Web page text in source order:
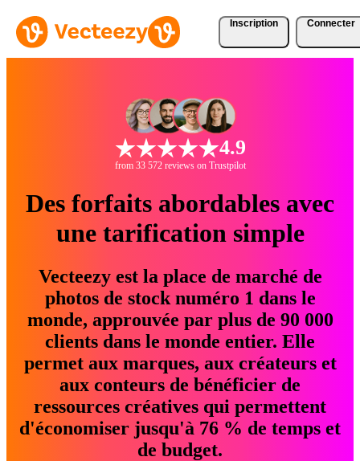
Inscription Connecter
4.9
from 33 572 reviews on Trustpilot
Des forfaits abordables avec
une tarification simple
Vecteezy est la place de marché de
photos de stock numéro 1 dans le
monde, approuvée par plus de 90 000
clients dans le monde entier. Elle
permet aux marques, aux créateurs et
aux conteurs de bénéficier de
ressources créatives qui permettent
d'économiser jusqu'à 76 % de temps et
de budget.